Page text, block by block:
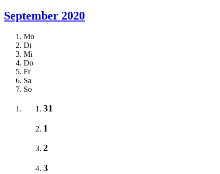
September 2020
Mo
Di
Mi
Do
Fr
Sa
So
31
1
2
3